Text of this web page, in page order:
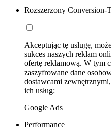
Rozszerzony Conversion-
Akceptując tę usługę,
sukces naszych reklam
ofertę reklamową. W tym
zaszyfrowane dane
dostawcami
ich usług:
Google Ads
Performance